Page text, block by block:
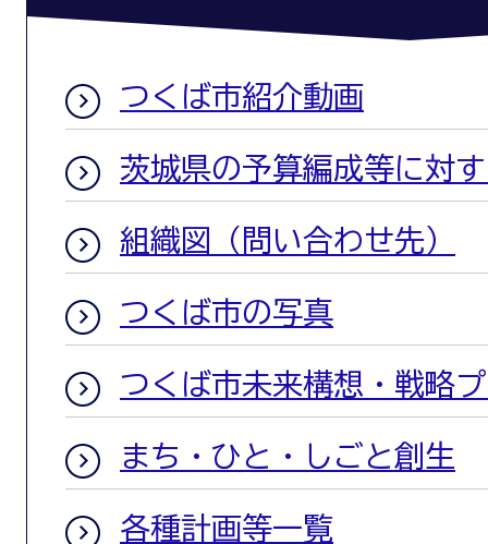
つくば市紹介動画
茨城県の予算編成等に対
組織図（問い合わせ先）
つくば市の写真
つくば市未来構想・戦略
まち・ひと・しごと創生
各種計画等一覧